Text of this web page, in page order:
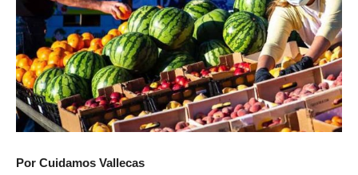
Por Cuidamos Vallecas